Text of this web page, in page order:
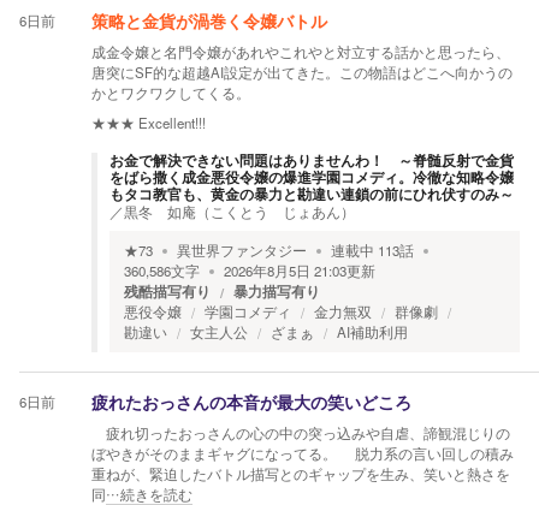
6日前 策略と金貨が渦巻く令嬢バトル
成金令嬢と名門令嬢があれやこれやと対立する話かと思ったら、
唐突にSF的な超越AI設定が出てきた。この物語はどこへ向かうの
かとワクワクしてくる。
★★★ Excellent!!!
お金で解決できない問題はありませんわ！ ～脊髄反射で金貨
をばら撒く成金悪役令嬢の爆進学園コメディ。冷徹な知略令嬢
もタコ教官も、黄金の暴力と勘違い連鎖の前にひれ伏すのみ～
／黒冬 如庵（こくとう じょあん）
★73 異世界ファンタジー 連載中 113話
360,586文字 2026年8月5日 21:03更新
残酷描写有り 暴力描写有り
悪役令嬢 学園コメディ 金力無双
群像劇
勘違い
女主人公 ざまぁ AI補助利用
6日前 疲れたおっさんの本音が最大の笑いどころ
疲れ切ったおっさんの心の中の突っ込みや自虐、諦観混じりの
ぼやきがそのままギャグになってる。 脱力系の言い回しの積み
重ねが、緊迫したバトル描写とのギャップを生み、笑いと熱さを
同…続きを読む